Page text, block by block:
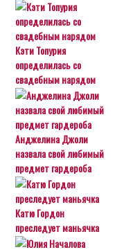
Кэти Топурия
определилась со
свадебным нарядом
Анджелина Джоли
назвала свой любимый
предмет гардероба
Катю Гордон
преследует маньячка